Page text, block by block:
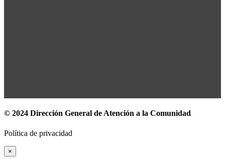
© 2024 Dirección General de Atención a la Comunidad
Política de privacidad
×